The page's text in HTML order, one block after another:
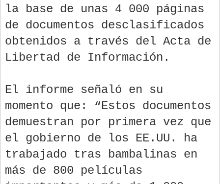
la base de unas 4 000 páginas
de documentos desclasificados
obtenidos a través del Acta de
Libertad de Información.
El informe señaló en su
momento que: “Estos documentos
demuestran por primera vez que
el gobierno de los EE.UU. ha
trabajado tras bambalinas en
más de 800 películas